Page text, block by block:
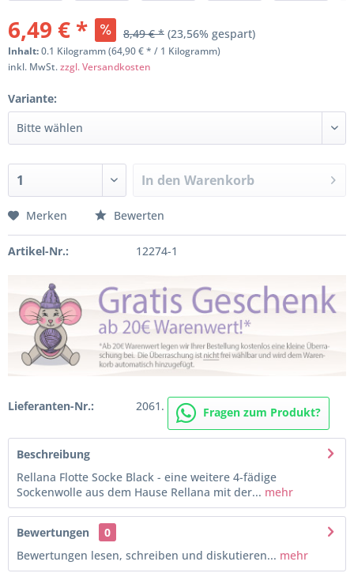
6,49 € * 8,49 € * (23,56% gespart)
Inhalt:0.1 Kilogramm (64,90 € * / 1 Kilogramm)
inkl. MwSt.zzgl. Versandkosten
Variante:
In den Warenkorb
Merken Bewerten
Artikel-Nr.: 12274-1
Lieferanten-Nr.: 2061. Fragen zum Produkt?
Beschreibung
Rellana Flotte Socke Black - eine weitere 4-fädige
Sockenwolle aus dem Hause Rellana mit der... mehr
Bewertungen
0
Bewertungen lesen, schreiben und diskutieren... mehr